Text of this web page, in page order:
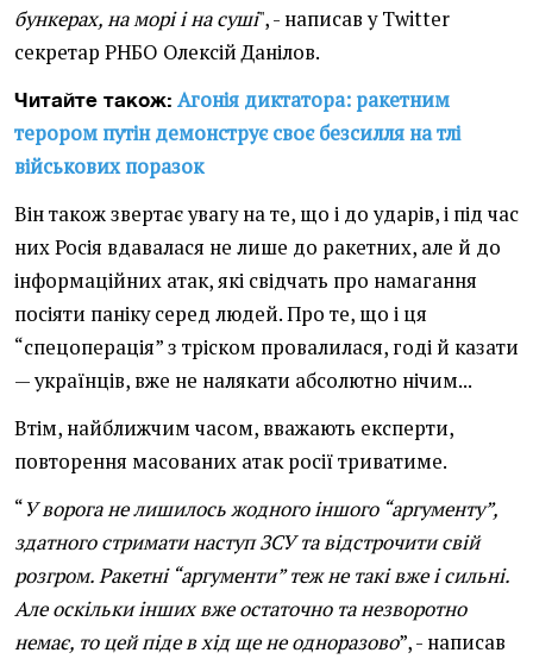
бункерах, на морі і на суші", - написав у Twitter
секретар РНБО Олексій Данілов.
Читайте також: Агонія диктатора: ракетним
терором путін демонструє своє безсилля на тлі
військових поразок
Він також звертає увагу на те, що і до ударів, і під час
них Росія вдавалася не лише до ракетних, але й до
інформаційних атак, які свідчать про намагання
посіяти паніку серед людей. Про те, що і ця
“спецоперація” з тріском провалилася, годі й казати
— українців, вже не налякати абсолютно нічим...
Втім, найближчим часом, вважають експерти,
повторення масованих атак росії триватиме.
“У ворога не лишилось жодного іншого “аргументу”,
здатного стримати наступ ЗСУ та відстрочити свій
розгром. Ракетні “аргументи” теж не такі вже і сильні.
Але оскільки інших вже остаточно та незворотно
немає, то цей піде в хід ще не одноразово”, - написав